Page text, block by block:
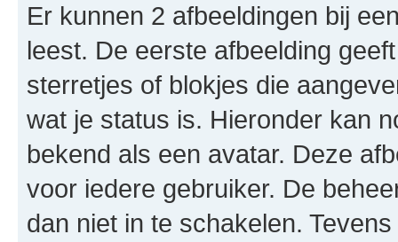
Er kunnen 2 afbeeldingen bij
leest. De eerste afbeelding
sterretjes of blokjes die
wat je status is. Hieronder kan
bekend als een avatar. Deze
voor iedere gebruiker. De
dan niet in te schakelen.